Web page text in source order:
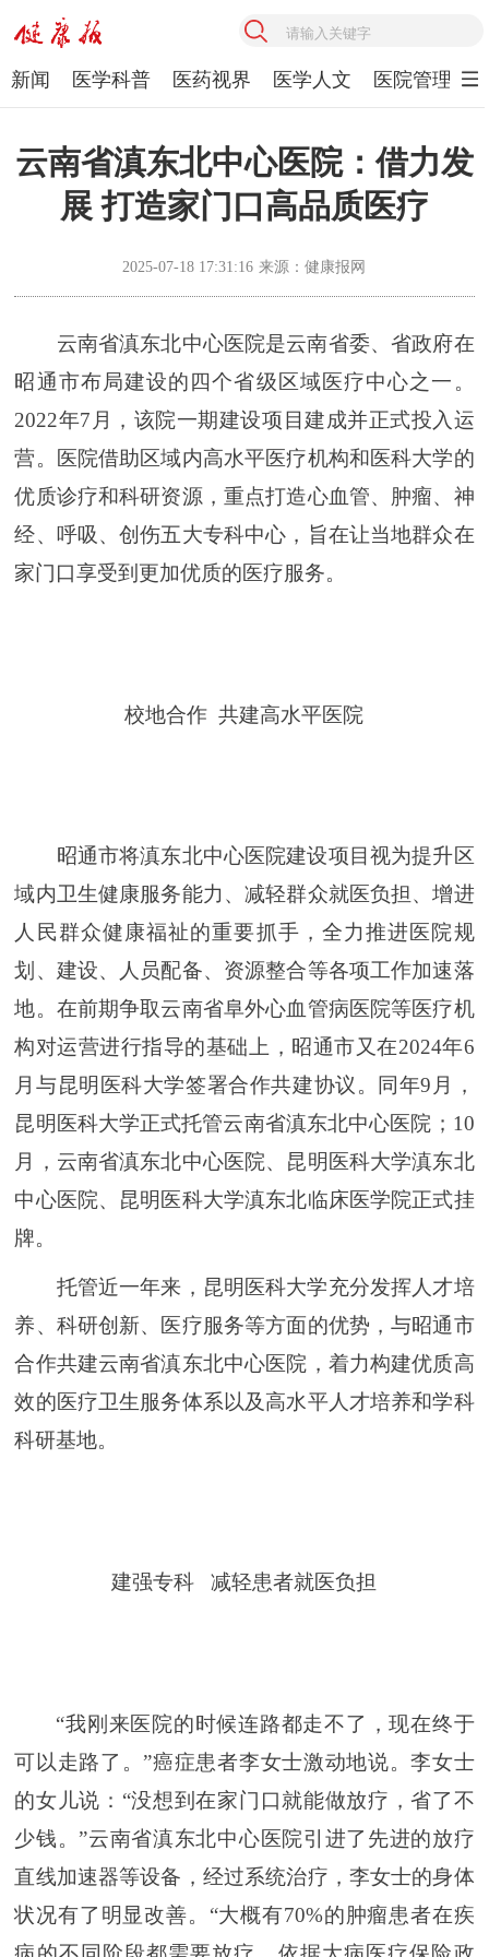
新闻 医学科普 医药视界 医学人文 医院管理
云南省滇东北中心医院：借力发
展 打造家门口高品质医疗
2025-07-18 17:31:16 来源：健康报网
云南省滇东北中心医院是云南省委、省政府在
昭通市布局建设的四个省级区域医疗中心之一。
2022年7月，该院一期建设项目建成并正式投入运
营。医院借助区域内高水平医疗机构和医科大学的
优质诊疗和科研资源，重点打造心血管、肿瘤、神
经、呼吸、创伤五大专科中心，旨在让当地群众在
家门口享受到更加优质的医疗服务。
校地合作 共建高水平医院
昭通市将滇东北中心医院建设项目视为提升区
域内卫生健康服务能力、减轻群众就医负担、增进
人民群众健康福祉的重要抓手，全力推进医院规
划、建设、人员配备、资源整合等各项工作加速落
地。在前期争取云南省阜外心血管病医院等医疗机
构对运营进行指导的基础上，昭通市又在2024年6
月与昆明医科大学签署合作共建协议。同年9月，
昆明医科大学正式托管云南省滇东北中心医院；10
月，云南省滇东北中心医院、昆明医科大学滇东北
中心医院、昆明医科大学滇东北临床医学院正式挂
牌。
托管近一年来，昆明医科大学充分发挥人才培
养、科研创新、医疗服务等方面的优势，与昭通市
合作共建云南省滇东北中心医院，着力构建优质高
效的医疗卫生服务体系以及高水平人才培养和学科
科研基地。
建强专科 减轻患者就医负担
“我刚来医院的时候连路都走不了，现在终于
可以走路了。”癌症患者李女士激动地说。李女士
的女儿说：“没想到在家门口就能做放疗，省了不
少钱。”云南省滇东北中心医院引进了先进的放疗
直线加速器等设备，经过系统治疗，李女士的身体
状况有了明显改善。“大概有70%的肿瘤患者在疾